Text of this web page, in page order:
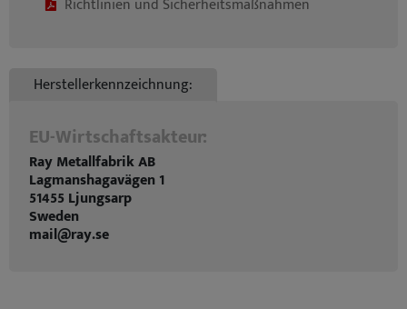
Richtlinien und Sicherheitsmaßnahmen
Herstellerkennzeichnung:
EU-Wirtschaftsakteur:
Ray Metallfabrik AB
Lagmanshagavägen 1
51455 Ljungsarp
Sweden
mail@ray.se